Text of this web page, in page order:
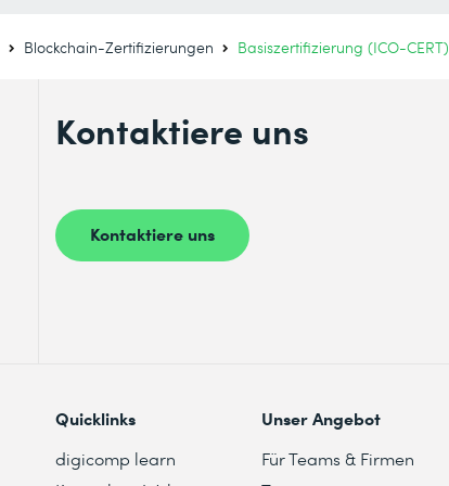
Blockchain-Zertifizierungen Basiszertifizierung (ICO-CERT)
Kontaktiere uns
Kontaktiere uns
Quicklinks
digicomp learn
Unser Angebot
Für Teams & Firmen